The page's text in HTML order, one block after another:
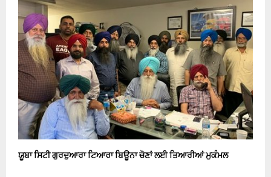
ਯੂਬਾ ਸਿਟੀ ਗੁਰਦੁਆਰਾ ਟਿਆਰਾ ਬਿਊਨਾ ਚੋਣਾਂ ਲਈ ਤਿਆਰੀਆਂ ਮੁਕੰਮਲ